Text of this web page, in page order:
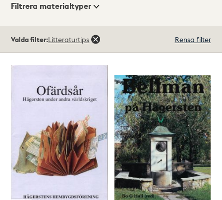
Visningsläge
Filtrera materialtyper
träffar
Valda filter:Litteraturtips Rensa filter